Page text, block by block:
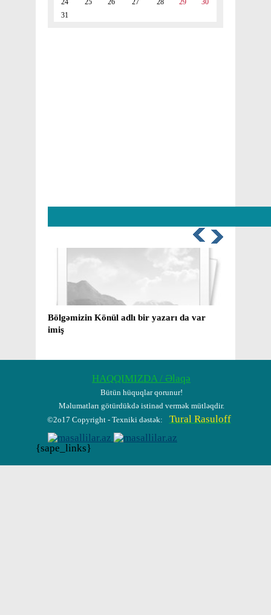
24 25 26 27 28 29
30
31
Bölgəmizin Könül adlı bir yazarı da var
HAQQIMIZDA / Əlaqə
Bütün hüquqlar qorunur!
Məlumatları götürdükdə istinad vermək mütləqdir.
©2o17 Copyright - Texniki dəstək:
Tural Rasuloff
{sape_links}